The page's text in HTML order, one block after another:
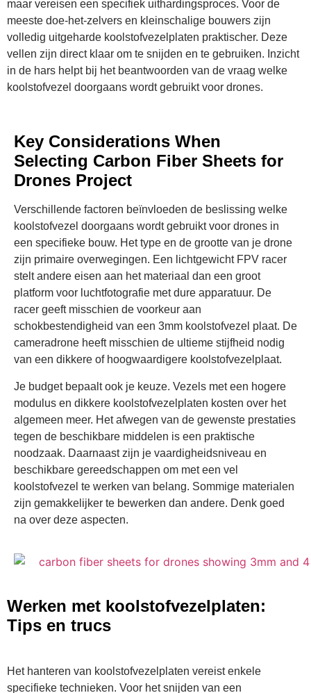
maar vereisen een specifiek uithardingsproces. Voor de
meeste doe-het-zelvers en kleinschalige bouwers zijn
volledig uitgeharde koolstofvezelplaten praktischer. Deze
vellen zijn direct klaar om te snijden en te gebruiken. Inzicht
in de hars helpt bij het beantwoorden van de vraag welke
koolstofvezel doorgaans wordt gebruikt voor drones.
Key Considerations When
Selecting Carbon Fiber Sheets for
Drones Project
Verschillende factoren beïnvloeden de beslissing welke
koolstofvezel doorgaans wordt gebruikt voor drones in
een specifieke bouw. Het type en de grootte van je drone
zijn primaire overwegingen. Een lichtgewicht FPV racer
stelt andere eisen aan het materiaal dan een groot
platform voor luchtfotografie met dure apparatuur. De
racer geeft misschien de voorkeur aan
schokbestendigheid van een 3mm koolstofvezel plaat. De
cameradrone heeft misschien de ultieme stijfheid nodig
van een dikkere of hoogwaardigere koolstofvezelplaat.
Je budget bepaalt ook je keuze. Vezels met een hogere
modulus en dikkere koolstofvezelplaten kosten over het
algemeen meer. Het afwegen van de gewenste prestaties
tegen de beschikbare middelen is een praktische
noodzaak. Daarnaast zijn je vaardigheidsniveau en
beschikbare gereedschappen om met een vel
koolstofvezel te werken van belang. Sommige materialen
zijn gemakkelijker te bewerken dan andere. Denk goed
na over deze aspecten.
Werken met koolstofvezelplaten:
Tips en trucs
Het hanteren van koolstofvezelplaten vereist enkele
specifieke technieken. Voor het snijden van een